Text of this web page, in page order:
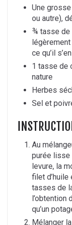
Une
ou autre),
¾ tasse de
ce qu’il
1 tasse de
nature
Herbes
Sel et
Au
purée lisse
levure, la
filet d’huile
tasses de
l’obtention
qu’un
Mélanger